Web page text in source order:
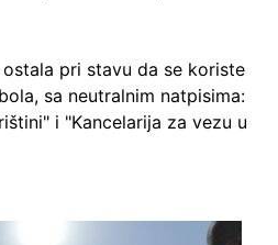
pri stavu da se koriste
sa neutralnim natpisima:
i "Kancelarija za vezu u